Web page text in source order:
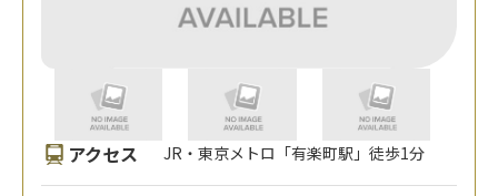
アクセス JR・東京メトロ「有楽町駅」徒歩1分